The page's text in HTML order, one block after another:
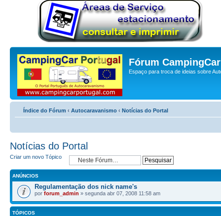
Fórum
Espaço para troca de ideias sobre
Índice do Fórum ‹ Autocaravanismo ‹ Notícias do Portal
Notícias do Portal
Criar um novo Tópico
ANÚNCIOS
Regulamentação dos nick name's
por forum_admin » segunda abr 07, 2008 11:58 am
TÓPICOS